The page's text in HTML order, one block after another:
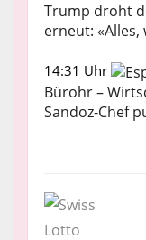
Trump droht
erneut: «Alles,
14:31 Uhr
Bürohr –
Sandoz-Chef